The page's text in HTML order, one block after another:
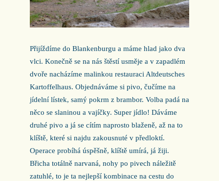
Přijíždíme do Blankenburgu a máme hlad jako dva
vlci. Konečně se na nás štěstí usměje a v zapadlém
dvoře nacházíme malinkou restauraci Altdeutsches
Kartoffelhaus. Objednáváme si pivo, čučíme na
jídelní lístek, samý pokrm z brambor. Volba padá na
něco se slaninou a vajíčky. Super jídlo! Dáváme
druhé pivo a já se cítím naprosto blaženě, až na to
klíště, které si najdu zakousnuté v předloktí.
Operace probíhá úspěšně, klíště umírá, já žiji.
Břicha totálně narvaná, nohy po pivech náležitě
zatuhlé, to je ta nejlepší kombinace na cestu do